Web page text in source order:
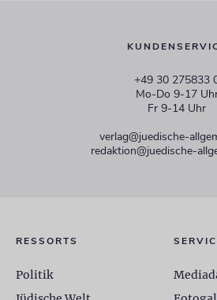
+49 30 275833
Mo-Do 9-17
Fr 9-14 Uhr
verlag@juedische-
redaktion@juedische-
RESSORTS
Politik